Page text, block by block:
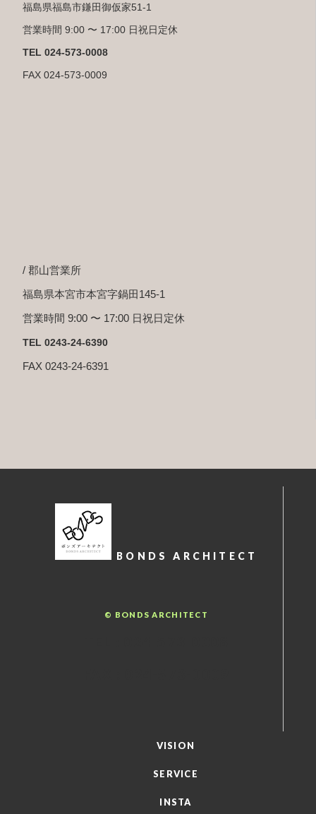
福島県福島市鎌田御仮家51-1
営業時間 9:00 〜 17:00 日祝日定休
TEL 024-573-0008
FAX 024-573-0009
/ 郡山営業所
福島県本宮市本宮字鍋田145-1
営業時間 9:00 〜 17:00 日祝日定休
TEL 0243-24-6390
FAX 0243-24-6391
BONDS ARCHITECT
© BONDS ARCHITECT
VISION
SERVICE
INSTA